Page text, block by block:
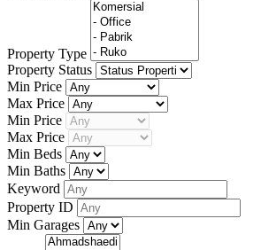
Property Type
Property Status
Min Price
Max Price
Min Price
Max Price
Min Beds
Min Baths
Keyword
Property ID
Min Garages